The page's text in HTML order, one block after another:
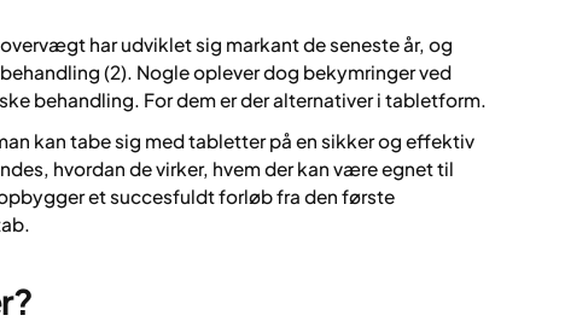
har udviklet sig markant de seneste år, og
(2). Nogle oplever dog bekymringer ved
behandling. For dem er der alternativer i tabletform.
kan tabe sig med tabletter på en sikker og effektiv
hvordan de virker, hvem der kan være egnet til
et succesfuldt forløb fra den første